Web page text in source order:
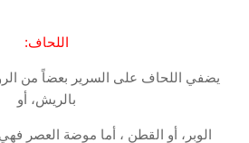
اللحاف:
يضفي اللحاف على السرير بعضاً من
بالريش، أو
الوبر، أو القطن ، أما موضة العصر